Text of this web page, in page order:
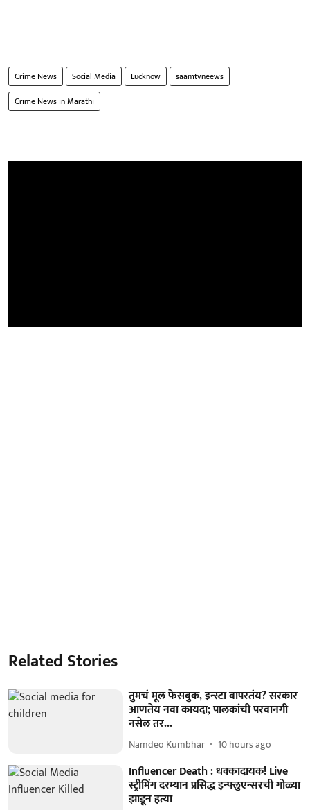
Crime News Social Media Lucknow
saamtvneews
Crime News in Marathi
Related Stories
तुमचं मूल फेसबुक, इन्स्टा वापरतंय? सरकार
आणतेय नवा कायदा; पालकांची परवानगी
नसेल तर...
Namdeo Kumbhar 10 hours ago
Influencer Death : धक्कादायक! Live
स्ट्रीमिंग दरम्यान प्रसिद्ध इन्फ्लुएन्सरची गोळ्या
झाडून हत्या